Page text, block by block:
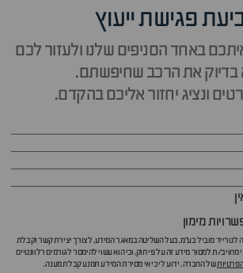
פגישת ייעוץ
באחד הסניפים שלנו ולעזור לכם
בדיוק את הרכב שחיפשתם.
ונציג יחזור אליכם בהקדם.
מימון
לטרייד מוביל בע"מ, בעל השליטה במאגר המידע, לצורך יצירת קשר וקבלת
מחויב/ת למסור מידע זה על פי חוק, וכי הוא עשוי להימסר לגורמים רלוונטיים
של החברה. ידוע לי כי אי מסירת המידע תמנע קבלת מענה.